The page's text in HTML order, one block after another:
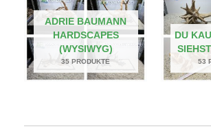
ADRIE BAUMANN
HARDSCAPES
(WYSIWYG)
35 PRODUKTE
DU
53